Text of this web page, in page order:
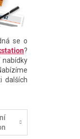
se o
?
nabídky
dalších